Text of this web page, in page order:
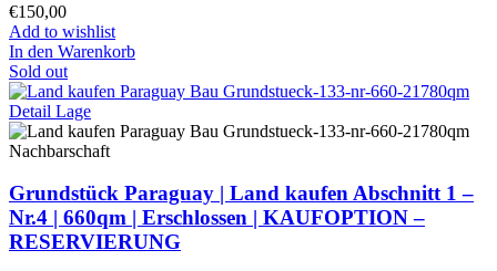
€150,00
Add to wishlist
In den Warenkorb
Sold out
Grundstück Paraguay | Land kaufenAbschnitt 1 –
Nr.4 | 660qm | Erschlossen | KAUFOPTION –
RESERVIERUNG